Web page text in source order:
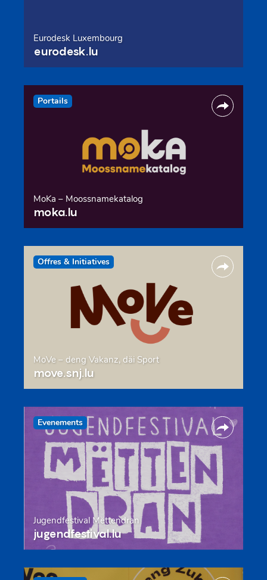
Eurodesk Luxembourg
eurodesk.lu
Portails
MoKa – Moossnamekatalog
moka.lu
Offres & Initiatives
MoVe – deng Vakanz, däi Sport
move.snj.lu
Evenements
Jugendfestival Mëttendran
jugendfestival.lu